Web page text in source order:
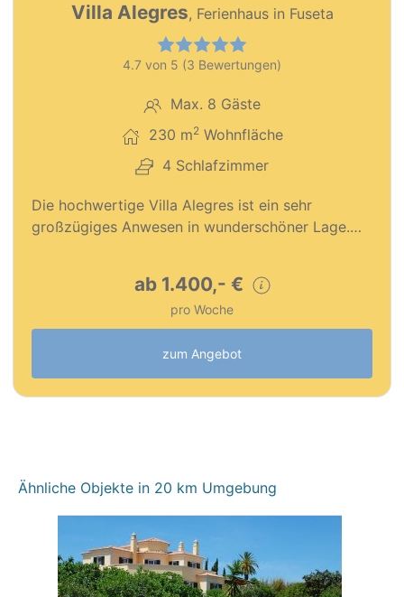
Premium Objekt
Villa Alegres, Ferienhaus in Fuseta
4.7 von 5 (3 Bewertungen)
Max. 8 Gäste
230 m2Wohnfläche
4 Schlafzimmer
Die hochwertige Villa Alegres ist ein sehr
großzügiges Anwesen in wunderschöner Lage.…
ab 1.400,- €
pro Woche
zum Angebot
Ähnliche Objekte in 20 km Umgebung